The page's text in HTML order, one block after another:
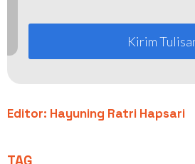
Kirim
Editor: Hayuning Ratri Hapsari